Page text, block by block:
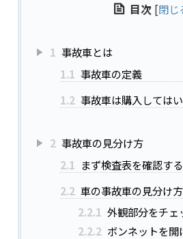
目次 [閉じ
1 事故車とは
1.1 事故車の定義
1.2 事故車は購入しては
2 事故車の見分け方
2.1 まず検査表を確認する
2.2 車の事故車の見分け方
2.2.1 外観部分をチェ
2.2.2 ボンネットを開